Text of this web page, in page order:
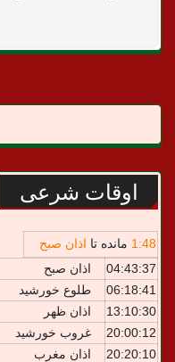
اوقات شرعی
1:48 مانده تا اذان صبح
04:43:37
اذان صبح
06:18:41
طلوع خورشید
13:10:30
اذان ظهر
20:00:12
غروب خورشید
20:20:10
اذان مغرب